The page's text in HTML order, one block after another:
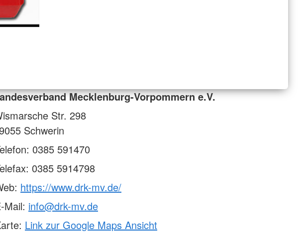
Mecklenburg-Vorpommern e.V.
Str. 298
Schwerin
0385 591470
0385 5914798
https://www.drk-mv.de/
Mail: info@drk-mv.de
Link zur Google Maps Ansicht